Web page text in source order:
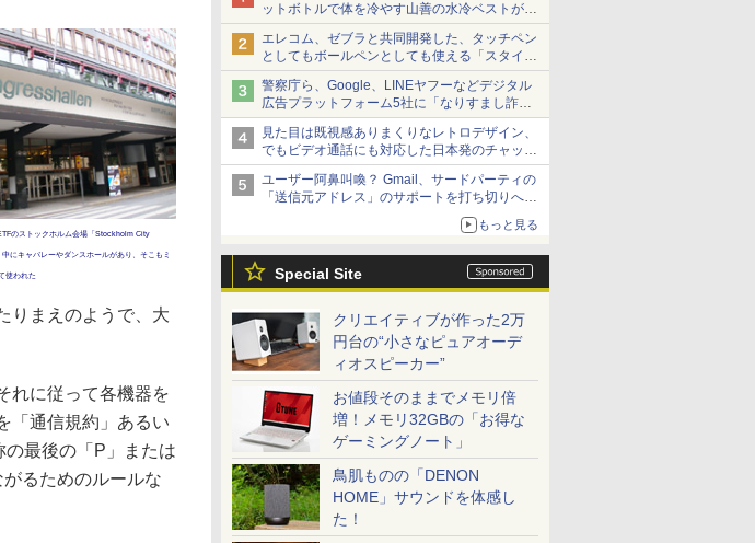
ットボトルで体を冷やす山善の水冷ベストがロ
ードバイクにちょうどいい【ぼっち・ざ・ろー
ど！その14】【空いた時間でなにしてる？】
エレコム、ゼブラと共同開発した、タッチペン
としてもボールペンとしても使える「スタイラ
スツーウェイ」発売 iPadにも紙にも、持ち替
えずに書き込める
警察庁ら、Google、LINEヤフーなどデジタル
広告プラットフォーム5社に「なりすまし詐欺
広告」対策強化を要請 著名人の写真や映像を
使った投資詐欺などへの対策として
見た目は既視感ありまくりなレトロデザイン、
でもビデオ通話にも対応した日本発のチャット
アプリが登場【やじうまWatch】
ユーザー阿鼻叫喚？ Gmail、サードパーティの
「送信元アドレス」のサポートを打ち切りへ
もっと見る
Special Site
クリエイティブが作った2万
円台の“小さなピュアオーデ
ィオスピーカー”
お値段そのままでメモリ倍
増！メモリ32GBの「お得な
ゲーミングノート」
鳥肌ものの「DENON
HOME」サウンドを体感し
た！
のストックホルム会場「Stockholm City
にキャバレーやダンスホールがあり、そこもミ
使われた
りまえのようで、大
れに従って各機器を
「通信規約」あるい
最後の「P」または
るためのルールな